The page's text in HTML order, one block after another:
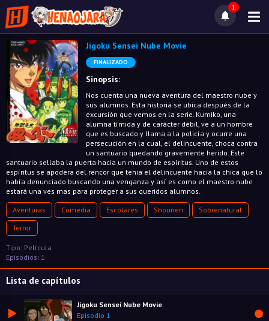
1
Jigoku Sensei Nube Movie
FINALIZADO
Sinopsis:
Nos cuenta una nueva aventura del maestro nube y
sus alumnos. Esta historia se ubica después de la
excursión que vemos en la serie. Kumiko, una
alumna tímida y de carácter débil, ve a un hombre
que es buscado y llama a la policía y ocurre una
persecución en la cual, el delincuente, choca contra
un santuario quedando gravemente herido. Este
santuario sellaba la puerta hacia un mundo de espíritus. Uno de estos
espíritus se apodera del rencor que tenia el delincuente hacia la chica que lo
había denunciado buscando una venganza y así es como el maestro nube
estará una ves mas para proteger a sus queridos alumnos.
Aventuras Comedia Escolares Shounen
Sobrenatural
Terror
Tipo: Película
Episodios: 1
Lista de capítulos
Jigoku Sensei Nube Movie
Episodio 1